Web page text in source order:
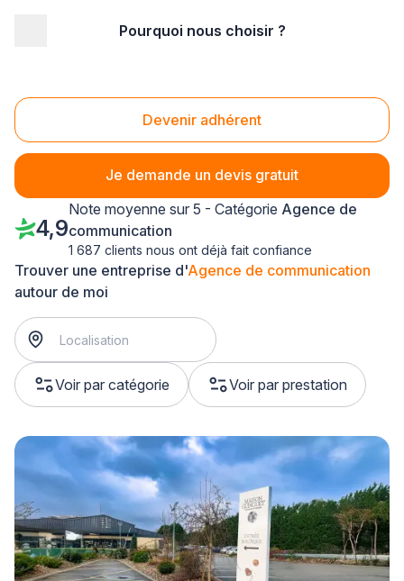
Pourquoi nous choisir ?
Devenir adhérent
Je demande un devis gratuit
Agence de communication Aquitaine
Trouver une entreprise d'Agence de communication
autour de moi
Voir par catégorie Voir par prestation
4,9
Note moyenne sur 5 - Catégorie Agence de
communication
1 687 clients nous ont déjà fait confiance